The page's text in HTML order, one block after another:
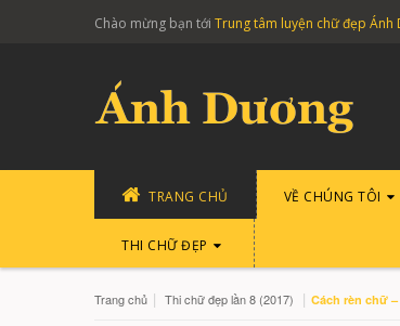
Chào mừng bạn tới Trung tâm luyện chữ đẹp Ánh
TRANG CHỦ VỀ CHÚNG TÔI
THI CHỮ ĐẸP
Trang chủ | Thi chữ đẹp lần 8 (2017) | Cách rèn chữ